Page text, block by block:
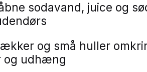
sodavand, juice og
og små huller
og udhæng